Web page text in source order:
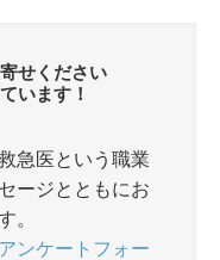
せください
います！
急医という職業
ージとともにお
。
ンケートフォー